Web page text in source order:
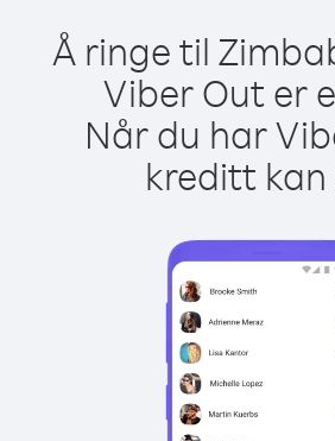
Å ringe til
Viber Out er
Når du har
kreditt kan